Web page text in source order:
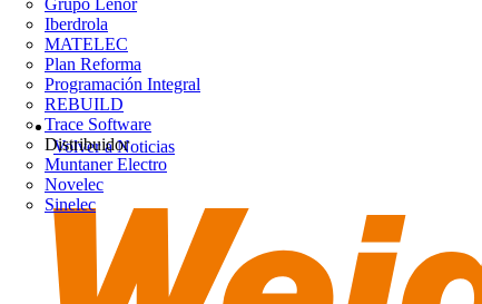
Grupo Lenor
Iberdrola
MATELEC
Plan Reforma
Programación Integral
REBUILD
Trace Software
Distribuidor
Muntaner Electro
Novelec
Sinelec
Volver a Noticias